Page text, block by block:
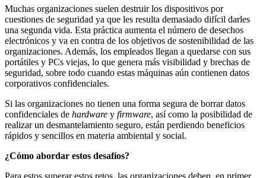
Muchas organizaciones suelen destruir los dispositivos por
cuestiones de seguridad ya que les resulta demasiado difícil darles
una segunda vida. Esta práctica aumenta el número de desechos
electrónicos y va en contra de los objetivos de sostenibilidad de las
organizaciones. Además, los empleados llegan a quedarse con sus
portátiles y PCs viejas, lo que genera más visibilidad y brechas de
seguridad, sobre todo cuando estas máquinas aún contienen datos
corporativos confidenciales.
Si las organizaciones no tienen una forma segura de borrar datos
confidenciales de hardware y firmware, así como la posibilidad de
realizar un desmantelamiento seguro, están perdiendo beneficios
rápidos y sencillos en materia ambiental y social.
¿Cómo abordar estos desafíos?
Para estos superar estos retos, las organizaciones deben, en primer